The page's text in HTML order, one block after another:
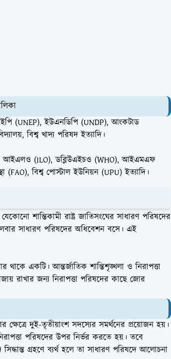
(UNEP), ইউএনডিপি (UNDP), আংকটাড
বিশ্ব খাদ্য পরিষদ ইত্যাদি।
আইএলও (ILO), ডব্লিউএইচও (WHO), আইএমএফ
বিশ্ব পোস্টাল ইউনিয়ন (UPU) ইত্যাদি।
শান্তিকামী রাষ্ট্র জাতিসংঘের সাধারণ পরিষদের
সাধারণ পরিষদের অধিবেশন বসে। এই
থাকে একটি। আন্তর্জাতিক শান্তিশৃঙ্খলা ও নিরাপত্তা
রাখার জন্য নিরাপত্তা পরিষদের কাছে জোর
ক্ষেত্রে দুই-তৃতীয়াংশ সদস্যের সমর্থনের প্রয়োজন হয়।
পরিষদের উপর নির্ভর করতে হয়। তবে
গ্রহণে ব্যর্থ হলে তা সাধারণ পরিষদে আলোচনা